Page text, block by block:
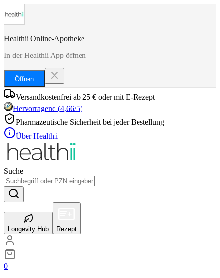
Healthii Online-Apotheke
In der Healthii App öffnen
Öffnen
Versandkostenfrei ab 25 € oder mit E-Rezept
Hervorragend (4,66/5)
Pharmazeutische Sicherheit bei jeder Bestellung
Über Healthii
Suche
Longevity Hub Rezept
0